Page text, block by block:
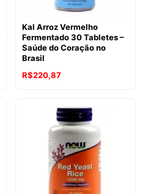
Kal Arroz Vermelho
Fermentado 30 Tabletes –
Saúde do Coração no
Brasil
R$220,87